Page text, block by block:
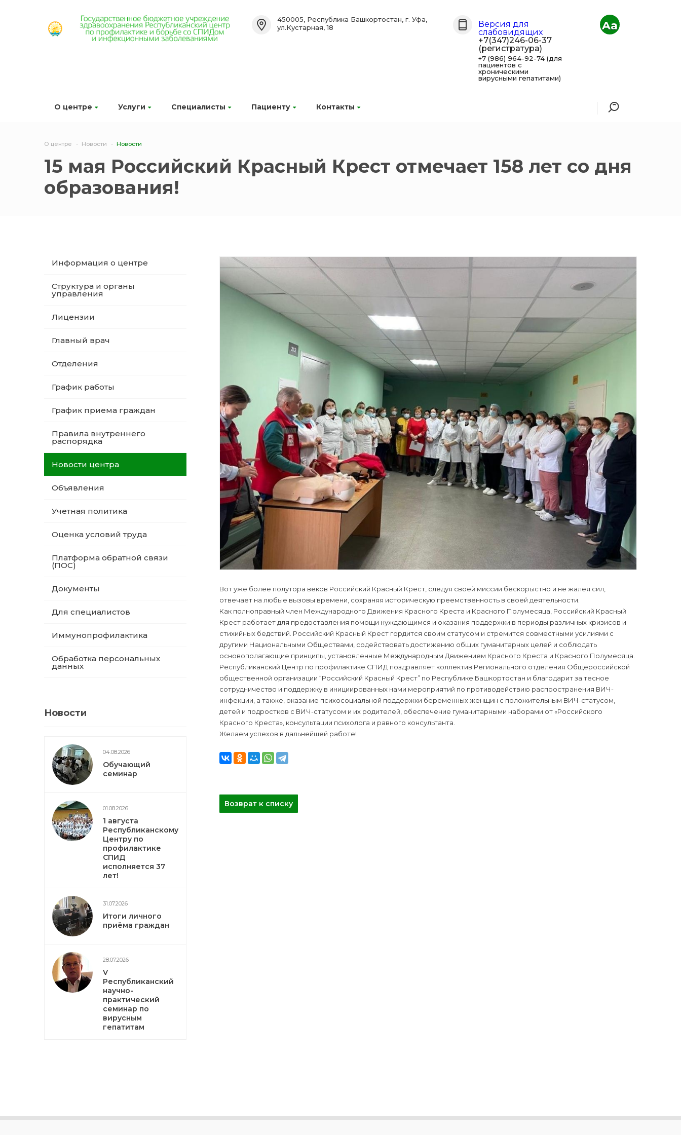
О центре Услуги Специалисты Пациенту Контакты
450005, Республика Башкортостан, г. Уфа,
ул.Кустарная, 18
Версия для
слабовидящих
+7(347)246-06-37
(регистратура)
+7 (986) 964-92-74 (для
пациентов с
хроническими
вирусными гепатитами)
Aa
О центре Новости Новости
15 мая Российский Красный Крест отмечает 158 лет со дня
образования!
Информация о центре
Структура и органы
управления
Лицензии
Главный врач
Отделения
График работы
График приема граждан
Правила внутреннего
распорядка
Новости центра
Объявления
Учетная политика
Оценка условий труда
Платформа обратной связи
(ПОС)
Документы
Для специалистов
Иммунопрофилактика
Обработка персональных
данных
Новости
04.08.2026
Обучающий
семинар
01.08.2026
1 августа
Республиканскому
Центру по
профилактике
СПИД
исполняется 37
лет!
31.07.2026
Итоги личного
приёма граждан
28.07.2026
V
Республиканский
научно-
практический
семинар по
вирусным
гепатитам
Вот уже более полутора веков Российский Красный Крест, следуя своей миссии бескорыстно и не жалея сил,
отвечает на любые вызовы времени, сохраняя историческую преемственность в своей деятельности.
Как полноправный член Международного Движения Красного Креста и Красного Полумесяца, Российский Красный
Крест работает для предоставления помощи нуждающимся и оказания поддержки в периоды различных кризисов и
стихийных бедствий. Российский Красный Крест гордится своим статусом и стремится совместными усилиями с
другими Национальными Обществами, содействовать достижению общих гуманитарных целей и соблюдать
основополагающие принципы, установленные Международным Движением Красного Креста и Красного Полумесяца.
Республиканский Центр по профилактике СПИД поздравляет коллектив Регионального отделения Общероссийской
общественной организации “Российский Красный Крест” по Республике Башкортостан и благодарит за тесное
сотрудничество и поддержку в инициированных нами мероприятий по противодействию распространения ВИЧ-
инфекции, а также, оказание психосоциальной поддержки беременных женщин с положительным ВИЧ-статусом,
детей и подростков с ВИЧ-статусом и их родителей, обеспечение гуманитарными наборами от «Российского
Красного Креста», консультации психолога и равного консультанта.
Желаем успехов в дальнейшей работе!
Возврат к списку